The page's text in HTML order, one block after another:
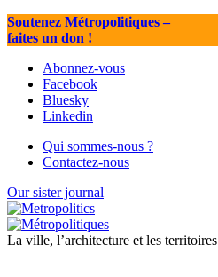
Soutenez Métropolitiques–
faites un don !
Abonnez-vous
Facebook
Bluesky
Linkedin
Qui sommes-nous ?
Contactez-nous
Our sister journal
La ville, l’architecture et les territoires